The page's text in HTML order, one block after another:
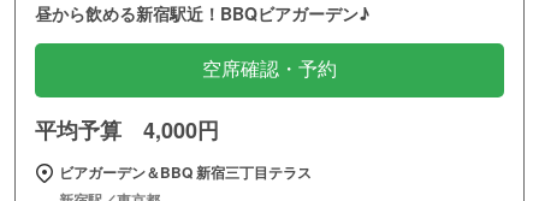
昼から飲める新宿駅近！BBQビアガーデン♪
空席確認・予約
平均予算 4,000円
ビアガーデン＆BBQ 新宿三丁目テラス